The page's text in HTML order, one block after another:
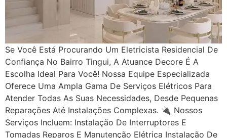
Se Você Está Procurando Um Eletricista Residencial De
Confiança No Bairro Tingui, A Atuance Decore É A
Escolha Ideal Para Você! Nossa Equipe Especializada
Oferece Uma Ampla Gama De Serviços Elétricos Para
Atender Todas As Suas Necessidades, Desde Pequenas
Reparações Até Instalações Complexas. 🔌 Nossos
Serviços Incluem: Instalação De Interruptores E
Tomadas Reparos E Manutenção Elétrica Instalação De